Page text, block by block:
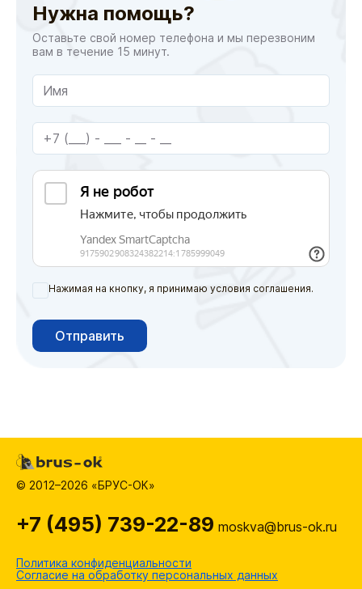
Нужна помощь?
Оставьте свой номер телефона и мы перезвоним
вам в течение 15 минут.
Нажимая на кнопку, я принимаю условия соглашения.
Отправить
© 2012–2026 «БРУС-ОК»
Политика конфиденциальности
Согласие на обработку персональных данных
+7 (495) 739-22-89 moskva@brus-ok.ru